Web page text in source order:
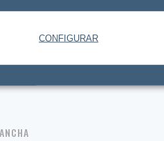
CONFIGURAR